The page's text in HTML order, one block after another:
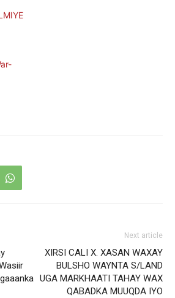
Next article
XIRSI CALI X. XASAN WAXAY
BULSHO WAYNTA S/LAND
UGA MARKHAATI TAHAY WAX
QABADKA MUUQDA IYO